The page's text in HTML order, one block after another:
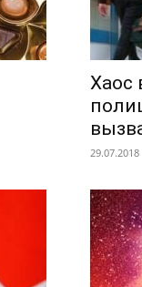
Хаос
29.07.2018